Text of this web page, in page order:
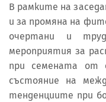
В рамките на
и за промяна на
очертани и
мероприятия за
при семената от
състояние на
тенденциите при